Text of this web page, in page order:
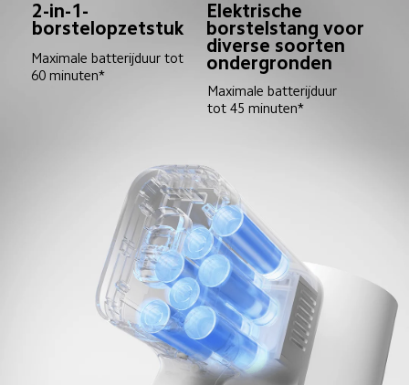
2-in-1-
borstelopzetstuk
Maximale batterijduur tot
60 minuten*
Elektrische
borstelstang voor
diverse soorten
ondergronden
Maximale batterijduur
tot 45 minuten*